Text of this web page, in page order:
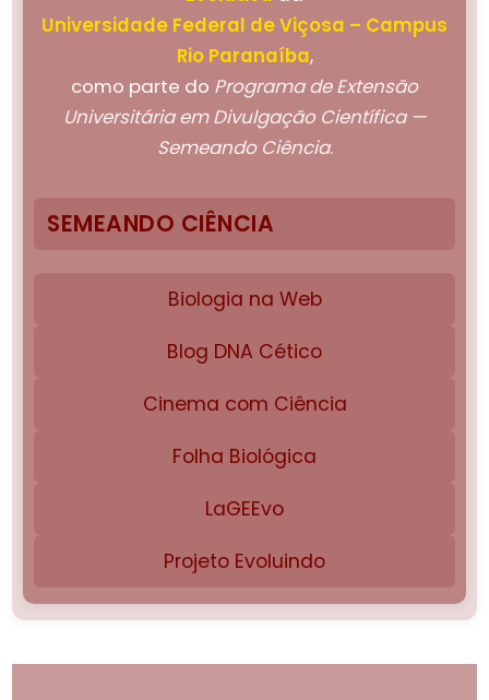
Universidade Federal de Viçosa – Campus
Rio Paranaíba,
como parte do Programa de Extensão
Universitária em Divulgação Científica —
Semeando Ciência.
SEMEANDO CIÊNCIA
Biologia na Web
Blog DNA Cético
Cinema com Ciência
Folha Biológica
LaGEEvo
Projeto Evoluindo